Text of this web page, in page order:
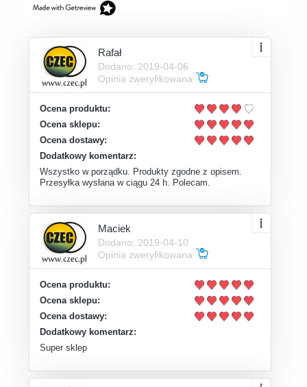
Rafał
Dodano: 2019-04-06
Opinia zweryfikowana
Ocena produktu:
Ocena sklepu:
Ocena dostawy:
Dodatkowy komentarz:
Wszystko w porządku. Produkty zgodne z opisem.
Przesyłka wysłana w ciągu 24 h. Polecam.
Maciek
Dodano: 2019-04-10
Opinia zweryfikowana
Ocena produktu:
Ocena sklepu:
Ocena dostawy:
Dodatkowy komentarz:
Super sklep